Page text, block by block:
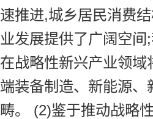
速推进,城乡居民消费
业发展提供了广阔空
在战略性新兴产业领
端装备制造、新能源
畴。 (2)鉴于推动战略